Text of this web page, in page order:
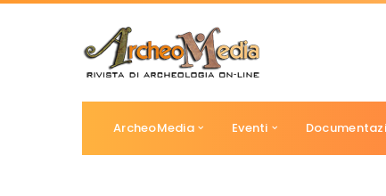
ArcheoMedia Eventi